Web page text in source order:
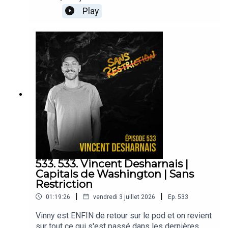
énorme merci à l’Enclav pour leur accueil
chaleureux à la Place Bell!
Kacey Diamond, Dylan Donovan, Benjamin Tull,
Marko Estrada, Audrey Moreau, Pat Laprade,
Play
533. 533. Vincent Desharnais |
Capitals de Washington | Sans
Restriction
01:19:26 | vendredi 3 juillet 2026 | Ep. 533
Vinny est ENFIN de retour sur le pod et on revient